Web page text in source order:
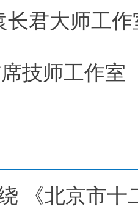
长君大师工
技师工作室
《北京市十